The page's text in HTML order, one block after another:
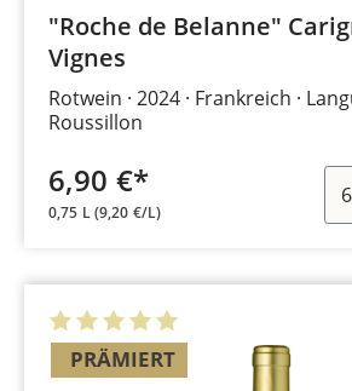
"Roche de Belanne"
Vignes
Rotwein 2024 Frankreich
Roussillon
6,90 €*
0,75 L(9,20 €/L)
PRÄMIERT